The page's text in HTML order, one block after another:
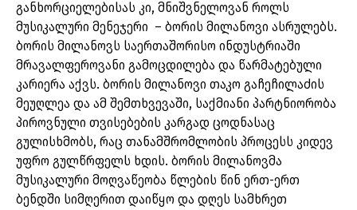
განხორციელებისას კი, მნიშვნელოვან როლს
მუსიკალური მენეჯერი – ბორის მილანოვი ასრულებს.
ბორის მილანოვს საერთაშორისო ინდუსტრიაში
მრავალფეროვანი გამოცდილება და წარმატებული
კარიერა აქვს. ბორის მილანოვი თაკო გაჩეჩილაძის
მეუღლეა და ამ შემთხვევაში, საქმიანი პარტნიორობა
პიროვნული თვისებების კარგად ცოდნასაც
გულისხმობს, რაც თანამშრომლობის პროცესს კიდევ
უფრო გულწრფელს ხდის. ბორის მილანოვმა
მუსიკალური მოღვაწეობა წლების წინ ერთ-ერთ
ბენდში სიმღერით დაიწყო და დღეს სამხრეთ